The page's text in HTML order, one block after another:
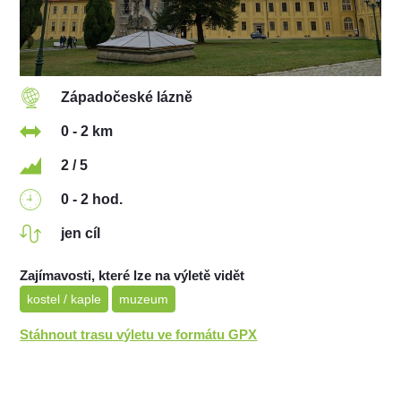
Západočeské lázně
0 - 2 km
2 / 5
0 - 2 hod.
jen cíl
Zajímavosti, které lze na výletě vidět
kostel / kaple muzeum
Stáhnout trasu výletu ve formátu GPX